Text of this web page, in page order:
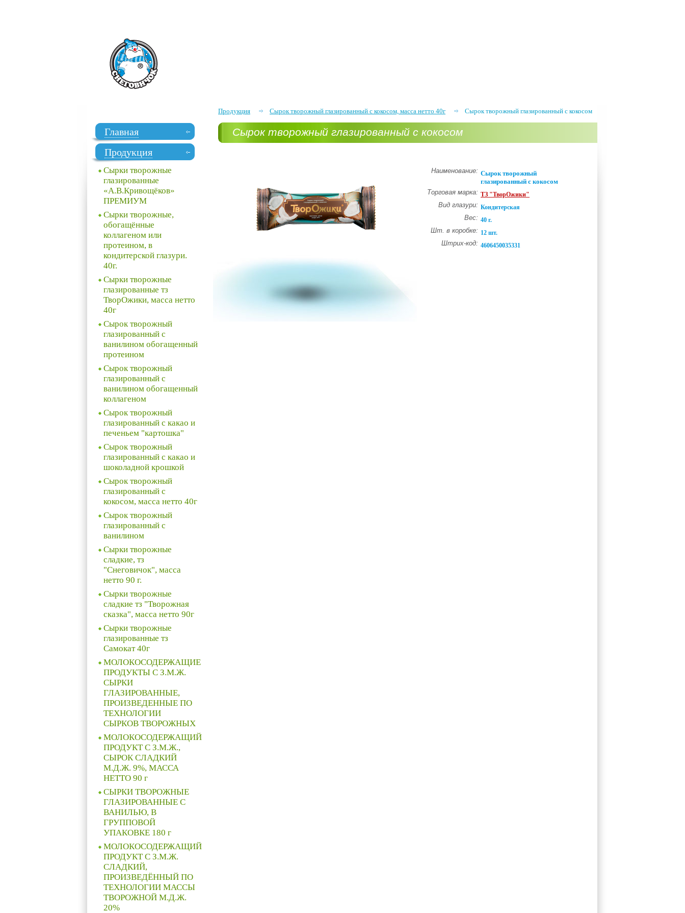
Продукция Сырок творожный глазированный с кокосом, масса нетто 40г Сырок творожный глазированный с кокосом
Сырок творожный глазированный с кокосом
Наименование: Сырок творожный
глазированный с кокосом
Торговая марка: ТЗ "ТворОжики"
Вид глазури: Кондитерская
Вес: 40 г.
Шт. в коробке: 12 шт.
Штрих-код: 4606450035331
Главная
Продукция
Сырки творожные
глазированные
«А.В.Кривощёков»
ПРЕМИУМ
Сырки творожные,
обогащённые
коллагеном или
протеином, в
кондитерской глазури.
40г.
Сырки творожные
глазированные тз
ТворОжики, масса нетто
40г
Сырок творожный
глазированный с
ванилином обогащенный
протеином
Сырок творожный
глазированный с
ванилином обогащенный
коллагеном
Сырок творожный
глазированный с какао и
печеньем "картошка"
Сырок творожный
глазированный с какао и
шоколадной крошкой
Сырок творожный
глазированный с
кокосом, масса нетто 40г
Сырок творожный
глазированный с
ванилином
Сырки творожные
сладкие, тз
"Снеговичок", масса
нетто 90 г.
Сырки творожные
сладкие тз "Творожная
сказка", масса нетто 90г
Сырки творожные
глазированные тз
Самокат 40г
МОЛОКОСОДЕРЖАЩИЕ
ПРОДУКТЫ С З.М.Ж.
СЫРКИ
ГЛАЗИРОВАННЫЕ,
ПРОИЗВЕДЕННЫЕ ПО
ТЕХНОЛОГИИ
СЫРКОВ ТВОРОЖНЫХ
МОЛОКОСОДЕРЖАЩИЙ
ПРОДУКТ С З.М.Ж.,
СЫРОК СЛАДКИЙ
М.Д.Ж. 9%, МАССА
НЕТТО 90 г
СЫРКИ ТВОРОЖНЫЕ
ГЛАЗИРОВАННЫЕ С
ВАНИЛЬЮ, В
ГРУППОВОЙ
УПАКОВКЕ 180 г
МОЛОКОСОДЕРЖАЩИЙ
ПРОДУКТ С З.М.Ж.
СЛАДКИЙ,
ПРОИЗВЕДЁННЫЙ ПО
ТЕХНОЛОГИИ МАССЫ
ТВОРОЖНОЙ М.Д.Ж.
20%